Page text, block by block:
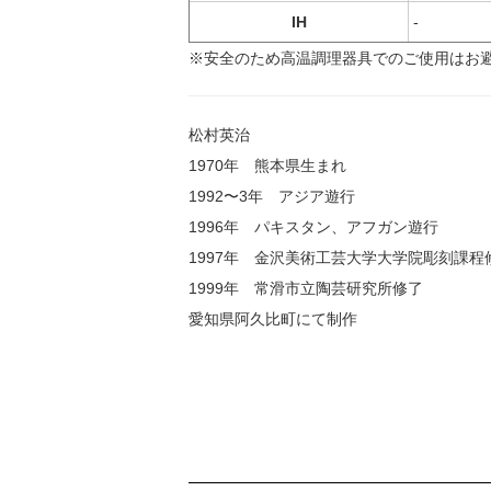
IH -
※安全のため高温調理器具でのご使用はお
松村英治
1970年 熊本県生まれ
1992〜3年 アジア遊行
1996年 パキスタン、アフガン遊行
1997年 金沢美術工芸大学大学院彫刻課程
1999年 常滑市立陶芸研究所修了
愛知県阿久比町にて制作